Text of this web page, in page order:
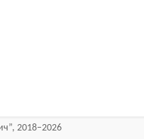
, 2018–2026